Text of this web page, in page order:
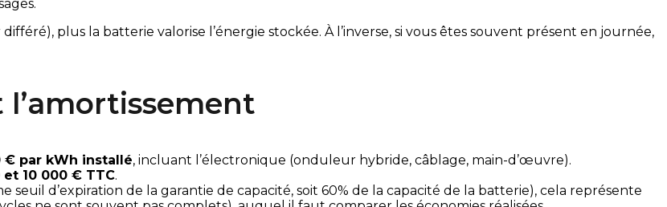
plus la batterie valorise l’énergie stockée. À l’inverse, si vous êtes souvent présent en journée,
l’amortissement
€ par kWh installé, incluant l’électronique (onduleur hybride, câblage, main-d’œuvre).
et 10 000 € TTC.
d’expiration de la garantie de capacité, soit 60% de la capacité de la batterie), cela représente